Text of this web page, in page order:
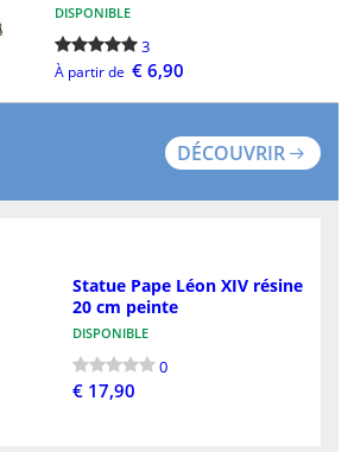
DISPONIBLE
3
À partir de € 6,90
DÉCOUVRIR
Statue Pape Léon XIV résine
20 cm peinte
DISPONIBLE
0
€ 17,90